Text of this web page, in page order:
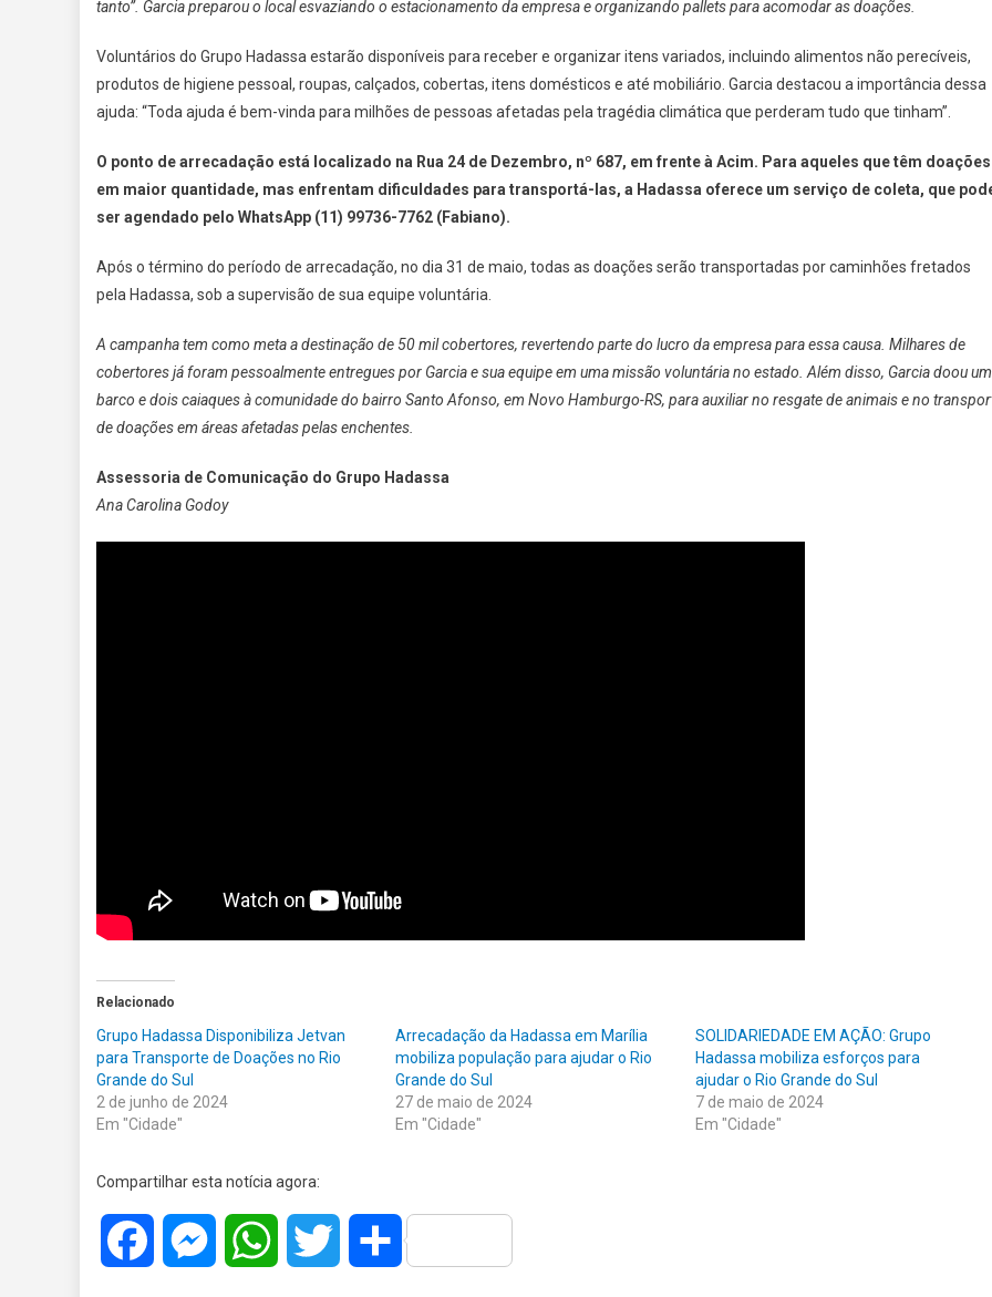
tanto”. Garcia preparou o local esvaziando o estacionamento da empresa e organizando pallets para acomodar as doações.
Voluntários do Grupo Hadassa estarão disponíveis para receber e organizar itens variados, incluindo alimentos não perecíveis,
produtos de higiene pessoal, roupas, calçados, cobertas, itens domésticos e até mobiliário. Garcia destacou a importância dessa
ajuda: “Toda ajuda é bem-vinda para milhões de pessoas afetadas pela tragédia climática que perderam tudo que tinham”.
O ponto de arrecadação está localizado na Rua 24 de Dezembro, nº 687, em frente à Acim. Para aqueles que têm doações
em maior quantidade, mas enfrentam dificuldades para transportá-las, a Hadassa oferece um serviço de coleta, que
ser agendado pelo WhatsApp (11) 99736-7762 (Fabiano).
Após o término do período de arrecadação, no dia 31 de maio, todas as doações serão transportadas por caminhões fretados
pela Hadassa, sob a supervisão de sua equipe voluntária.
A campanha tem como meta a destinação de 50 mil cobertores, revertendo parte do lucro da empresa para essa causa. Milhares de
cobertores já foram pessoalmente entregues por Garcia e sua equipe em uma missão voluntária no estado. Além disso, Garcia doou um
barco e dois caiaques à comunidade do bairro Santo Afonso, em Novo Hamburgo-RS, para auxiliar no resgate de animais e no
de doações em áreas afetadas pelas enchentes.
Assessoria de Comunicação do Grupo Hadassa
Ana Carolina Godoy
Relacionado
Grupo Hadassa Disponibiliza Jetvan
para Transporte de Doações no Rio
Grande do Sul
2 de junho de 2024
Em "Cidade"
Arrecadação da Hadassa em Marília
mobiliza população para ajudar o Rio
Grande do Sul
27 de maio de 2024
Em "Cidade"
SOLIDARIEDADE EM AÇÃO: Grupo
Hadassa mobiliza esforços para
ajudar o Rio Grande do Sul
7 de maio de 2024
Em "Cidade"
Compartilhar esta notícia agora:
Facebook MessengerWhatsAppTwitter Share